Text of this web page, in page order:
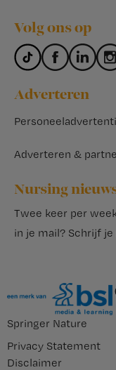
Volg ons op
Adverteren
Adverteren &
Nursing
Twee keer per
in je mail? Schrijf
Springer Nature
Privacy Statement
Disclaimer